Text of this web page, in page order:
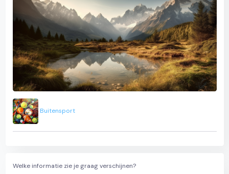
Buitensport
Welke informatie zie je graag verschijnen?